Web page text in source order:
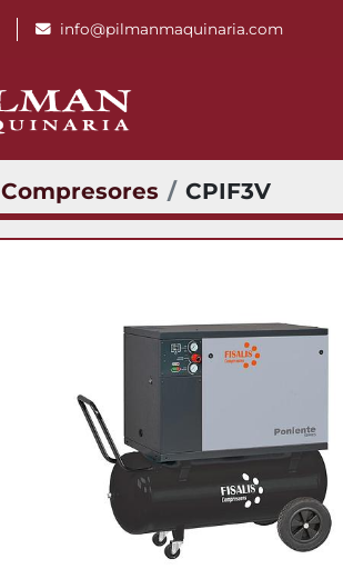
info@pilmanmaquinaria.com
Compresores CPIF3V